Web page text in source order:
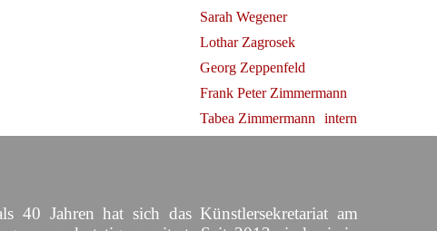
Sarah Wegener
Lothar Zagrosek
Georg Zeppenfeld
Frank Peter Zimmermann
Tabea Zimmermann
intern
40 Jahren hat sich das Künstlersekretariat am